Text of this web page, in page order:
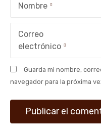
n
a
d
a
Nombre
Correo
electrónico
Guarda mi nombre,
navegador para la próxima